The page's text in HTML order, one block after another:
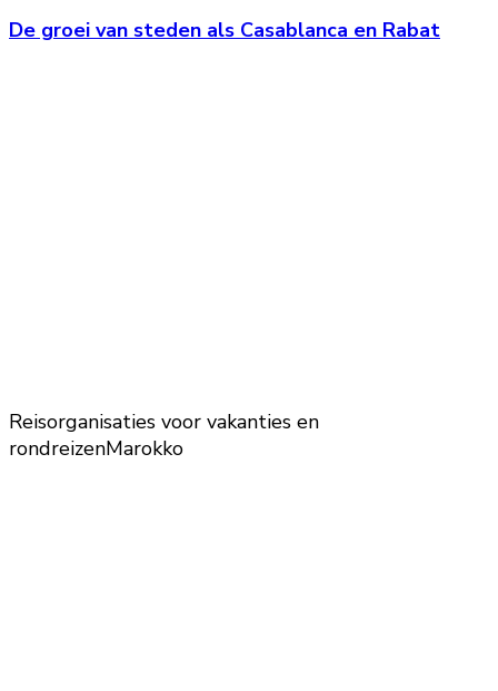
De groei van steden als Casablanca en Rabat
Reisorganisaties voor vakanties en
rondreizenMarokko